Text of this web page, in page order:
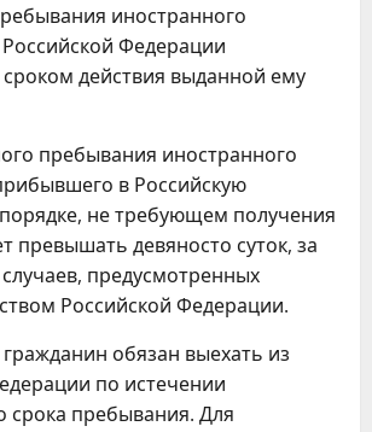
иностранного
Федерации
сроком действия выданной ему
пребывания иностранного
в Российскую
не требующем получения
превышать девяносто суток, за
предусмотренных
Российской Федерации.
обязан выехать из
по истечении
срока пребывания. Для